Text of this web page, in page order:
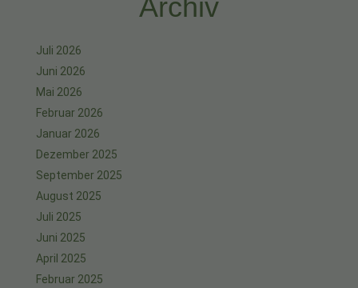
Archiv
Juli 2026
Juni 2026
Mai 2026
Februar 2026
Januar 2026
Dezember 2025
September 2025
August 2025
Juli 2025
Juni 2025
April 2025
Februar 2025